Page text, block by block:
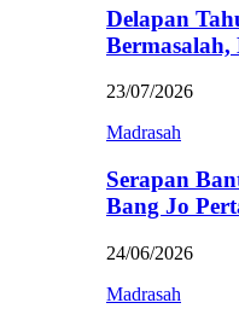
Delapan
23/07/2026
Madrasah
Serapan
Bang Jo
24/06/2026
Madrasah